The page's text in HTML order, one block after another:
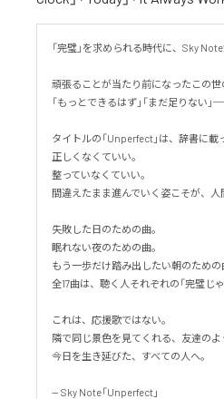
「完璧」を求められる時代に、Sky
頑張ることが当たり前になったこの
「もっとできるはず」「まだ足りない
タイトルの「Unperfect」は、辞書に載
正しくなくていい。
整っていなくていい。
間違えたまま進んでいく姿こそが、
失敗した日のための曲。
眠れない夜のための曲。
もう一歩だけ踏み出したい朝のための
全17曲は、聴く人それぞれの「完璧じ
これは、応援歌ではない。
隣で同じ景色を見てくれる、友達のよ
今日を生き延びた、すべての人へ。
-- Sky Note「Unperfect」